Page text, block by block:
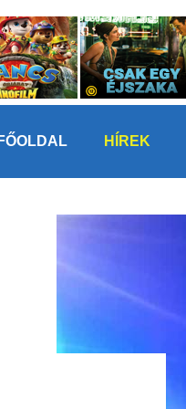
FŐOLDAL HÍREK